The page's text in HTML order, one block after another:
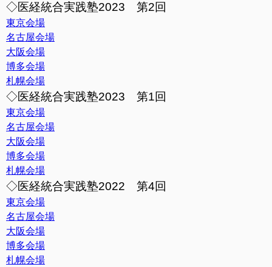
◇医経統合実践塾2023 第2回
東京会場
名古屋会場
大阪会場
博多会場
札幌会場
◇医経統合実践塾2023 第1回
東京会場
名古屋会場
大阪会場
博多会場
札幌会場
◇医経統合実践塾2022 第4回
東京会場
名古屋会場
大阪会場
博多会場
札幌会場